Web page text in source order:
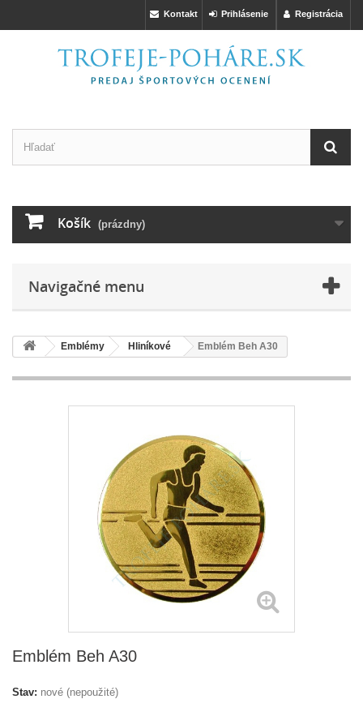
Registrácia
Prihlásenie
Kontakt
Košík (prázdny)
Navigačné menu
Emblémy Hliníkové Emblém Beh A30
Emblém Beh A30
Stav: nové (nepoužité)